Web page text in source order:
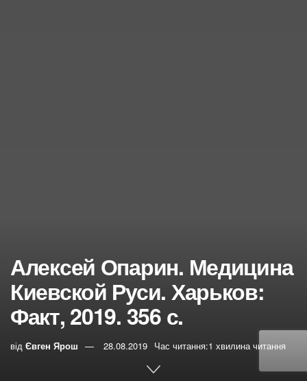
Алексей Опарин. Медицина
Киевской Руси. Харьков:
Факт, 2019. 356 с.
від Євген Ярош 28.08.2019 Час читання:1 хвилина читання